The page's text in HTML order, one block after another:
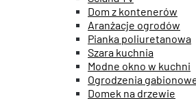
Dom z kontenerów
Aranżacje ogrodów
Pianka poliuretanowa
Szara kuchnia
Modne okno w kuchni
Ogrodzenia
Domek na drzewie